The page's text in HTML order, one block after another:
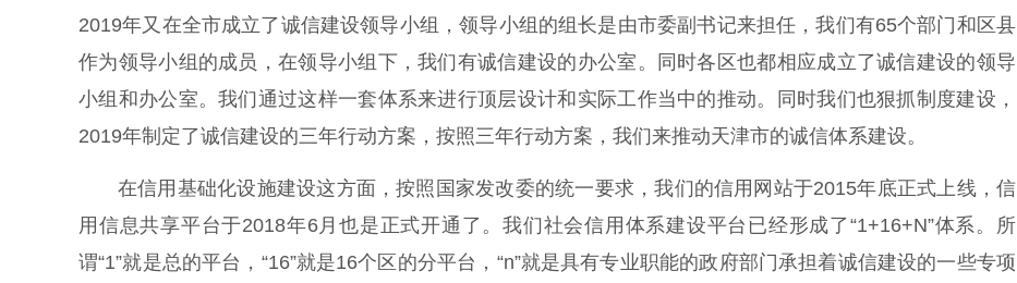
2019年又在全市成立了诚信建设领导小组，领导小组的组长是由市委副书记来担任，我们有65个部门和区县
作为领导小组的成员，在领导小组下，我们有诚信建设的办公室。同时各区也都相应成立了诚信建设的领导
小组和办公室。我们通过这样一套体系来进行顶层设计和实际工作当中的推动。同时我们也狠抓制度建设，
2019年制定了诚信建设的三年行动方案，按照三年行动方案，我们来推动天津市的诚信体系建设。
在信用基础化设施建设这方面，按照国家发改委的统一要求，我们的信用网站于2015年底正式上线，信
用信息共享平台于2018年6月也是正式开通了。我们社会信用体系建设平台已经形成了“1+16+N”体系。所
谓“1”就是总的平台，“16”就是16个区的分平台，“n”就是具有专业职能的政府部门承担着诚信建设的一些专项